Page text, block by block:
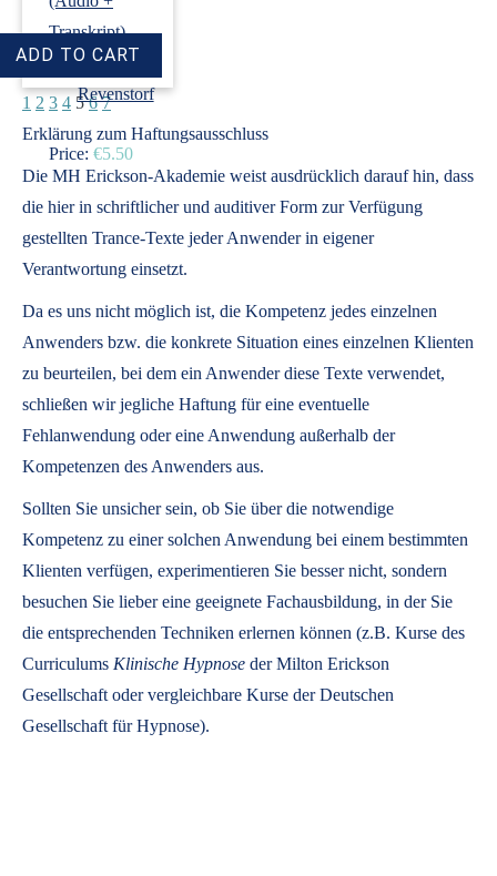
Transkript)
›Dirk
Revenstorf
Price: €5.50
1 2 3 4 5 6 7
Erklärung zum Haftungsausschluss
Die MH Erickson-Akademie weist ausdrücklich darauf hin, dass
die hier in schriftlicher und auditiver Form zur Verfügung
gestellten Trance-Texte jeder Anwender in eigener
Verantwortung einsetzt.
Da es uns nicht möglich ist, die Kompetenz jedes einzelnen
Anwenders bzw. die konkrete Situation eines einzelnen Klienten
zu beurteilen, bei dem ein Anwender diese Texte verwendet,
schließen wir jegliche Haftung für eine eventuelle
Fehlanwendung oder eine Anwendung außerhalb der
Kompetenzen des Anwenders aus.
Sollten Sie unsicher sein, ob Sie über die notwendige
Kompetenz zu einer solchen Anwendung bei einem bestimmten
Klienten verfügen, experimentieren Sie besser nicht, sondern
besuchen Sie lieber eine geeignete Fachausbildung, in der Sie
die entsprechenden Techniken erlernen können (z.B. Kurse des
Curriculums Klinische Hypnose der Milton Erickson
Gesellschaft oder vergleichbare Kurse der Deutschen
Gesellschaft für Hypnose).